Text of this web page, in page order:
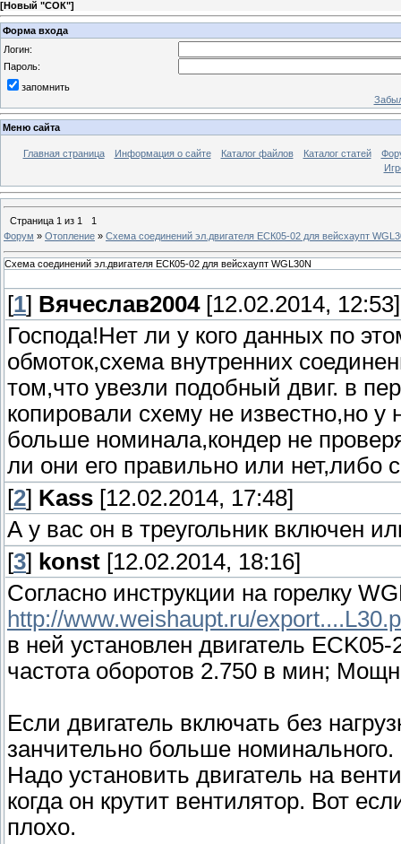
[Новый "СОК"]
Форма входа
Логин:
Пароль:
запомнить
Меню сайта
Главная страница Информация о сайте Каталог файлов Каталог статей
Страница 1 из 1
1
Форум » Отопление » Схема соединений эл.двигателя ЕСК05-02 для вейсхаупт
Схема соединений эл.двигателя ЕСК05-02 для вейсхаупт WGL30N
[1] Вячеслав2004[12.02.2014, 12:53]
Господа!Нет ли у кого данных по
обмоток,схема внутренних
том,что увезли подобный двиг. в
копировали схему не известно,но у
больше номинала,кондер не
ли они его правильно или нет,либо
[2] Kass [12.02.2014, 17:48]
А у вас он в треугольник включен
[3] konst [12.02.2014, 18:16]
Согласно инструкции на горелку
http://www.weishaupt.ru/
в ней установлен двигатель
частота оборотов 2.750 в мин;
Если двигатель включать без
занчительно больше
Надо установить двигатель на
когда он крутит вентилятор. Вот
плохо.